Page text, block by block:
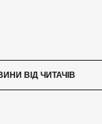
ВІД ЧИТАЧІВ